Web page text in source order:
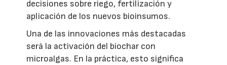
decisiones sobre riego, fertilización y
aplicación de los nuevos bioinsumos.
Una de las innovaciones más destacadas
será la activación del biochar con
microalgas. En la práctica, esto significa